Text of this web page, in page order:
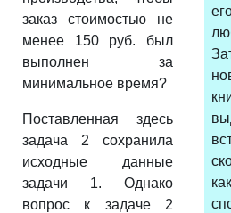
заказ стоимостью не
менее 150 руб. был
выполнен за
минимальное время?
Поставленная здесь
задача 2 сохранила
исходные данные
задачи 1. Однако
вопрос к задаче 2